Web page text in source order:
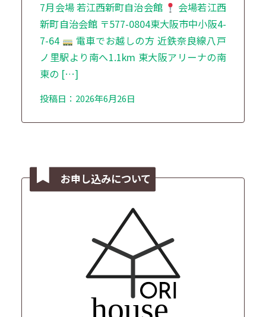
7月会場 若江西新町自治会館
会場若江西
新町自治会館 〒577-0804東大阪市中小阪4-
7-64
電車でお越しの方 近鉄奈良線八戸
ノ里駅より南へ1.1km 東大阪アリーナの南
東の […]
投稿日：2026年6月26日
お申し込みについて